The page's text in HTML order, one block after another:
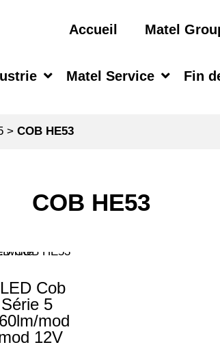
Accueil Matel
Matel Service Fin
> COB HE53
COB HE53
Cob
5
mod
12V